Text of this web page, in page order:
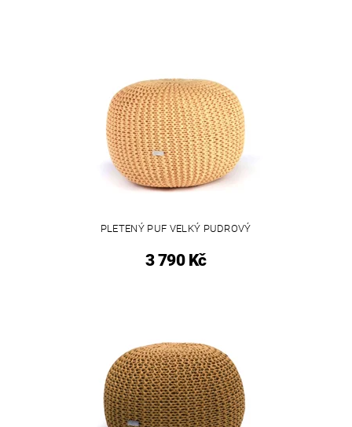
PLETENÝ PUF VELKÝ PUDROVÝ
3 790 Kč